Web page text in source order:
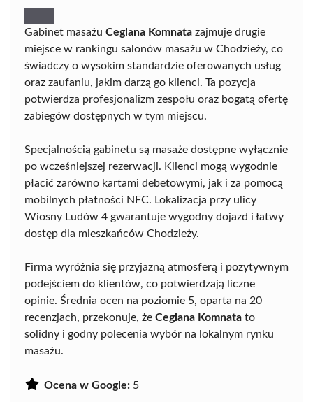
Gabinet masażu Ceglana Komnata zajmuje drugie
miejsce w rankingu salonów masażu w Chodzieży, co
świadczy o wysokim standardzie oferowanych usług
oraz zaufaniu, jakim darzą go klienci. Ta pozycja
potwierdza profesjonalizm zespołu oraz bogatą ofertę
zabiegów dostępnych w tym miejscu.
Specjalnością gabinetu są masaże dostępne wyłącznie
po wcześniejszej rezerwacji. Klienci mogą wygodnie
płacić zarówno kartami debetowymi, jak i za pomocą
mobilnych płatności NFC. Lokalizacja przy ulicy
Wiosny Ludów 4 gwarantuje wygodny dojazd i łatwy
dostęp dla mieszkańców Chodzieży.
Firma wyróżnia się przyjazną atmosferą i pozytywnym
podejściem do klientów, co potwierdzają liczne
opinie. Średnia ocen na poziomie 5, oparta na 20
recenzjach, przekonuje, że Ceglana Komnata to
solidny i godny polecenia wybór na lokalnym rynku
masażu.
Ocena w Google: 5